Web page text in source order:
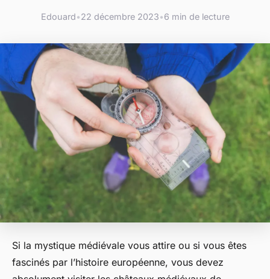
Edouard•22 décembre 2023•6 min de lecture
Si la mystique médiévale vous attire ou si vous êtes
fascinés par l’histoire européenne, vous devez